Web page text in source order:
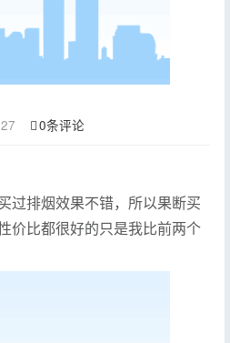
0条评论
过排烟效果不错，所以果断买
价比都很好的只是我比前两个